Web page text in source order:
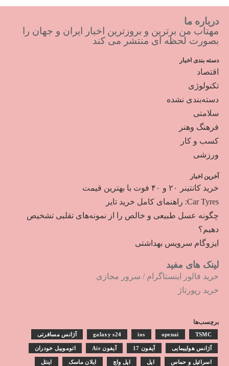
درباره ما
مهتاب من برترین و بروزترین اخبار ایران و جهان را
بصورت لحظه ای منتشر می کند
دسته بندی اخبار
اقتصاد
تکنولوژی
دسته‌بندی نشده
سلامتی
فرهنگ وهنر
کسب و کار
ورزشی
آخرین اخبار
خرید کانتینر ۲۰ و ۴۰ فوت با بهترین قیمت
Car Tyres: راهنمای کامل خرید تایر
چگونه عسل طبیعی و خالص را از نمونه‌های تقلبی تشخیص
دهیم؟
ایزوگام سرویس بهداشتی
لینک های مفید
خرید فالور اینستاگرام / سرور مجازی
خرید رپورتاژ
برچسب‌ها
galaxy s24 ios openai TSMC آژانس مسافرتی
آژانس هواپیمایی آیفون 17 آیفون Air اتوموبیل خودران
اسرائیل و حماس اپل اپل واچ ایلان ماسک اینتل